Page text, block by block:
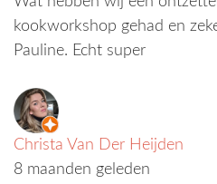
kookworkshop gehad en
Pauline. Echt super
Christa Van Der Heijden
8 maanden geleden